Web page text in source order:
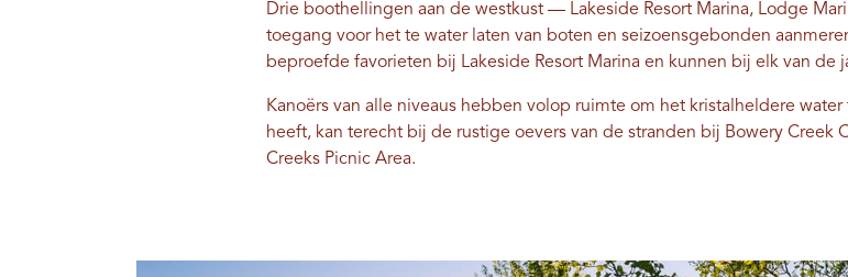
Drie boothellingen aan de westkust — Lakeside Resort Marina, Lodge
toegang voor het te water laten van boten en seizoensgebonden
beproefde favorieten bij Lakeside Resort Marina en kunnen bij elk van de
Kanoërs van alle niveaus hebben volop ruimte om het kristalheldere
heeft, kan terecht bij de rustige oevers van de stranden bij Bowery Creek
Creeks Picnic Area.